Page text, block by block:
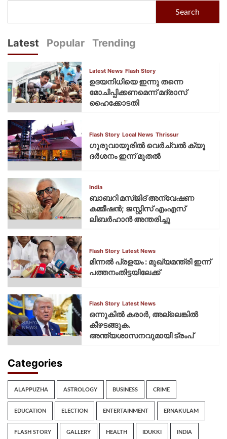
Search
Latest Popular Trending
Latest News Flash Story
ഉദയനിധിയെ ഇന്നു തന്നെ
മോചിപ്പിക്കണമെന്ന് മദ്രാസ്
ഹൈക്കോടതി
Flash Story Local News Thrissur
ഗുരുവായൂരില്‍ വെര്‍ച്വല്‍ ക്യൂ
ദര്‍ശനം ഇന്ന് മുതല്‍
India
ബാബറി മസ്ജിദ് അന്വേഷണ
കമ്മീഷന്‍; ജസ്റ്റിസ് എംഎസ്
ലിബര്‍ഹാന്‍ അന്തരിച്ചു
Flash Story Latest News
മിന്നല്‍ പ്രളയം : മുഖ്യമന്ത്രി ഇന്ന്
പത്തനംതിട്ടയിലേക്ക്
Flash Story Latest News
ഒന്നുകില്‍ കരാര്‍, അല്ലെങ്കില്‍
കീഴടങ്ങുക.
അന്ത്യശാസനവുമായി ട്രംപ്
Categories
ALAPPUZHA ASTROLOGY BUSINESS CRIME
EDUCATION ELECTION ENTERTAINMENT ERNAKULAM
FLASH STORY GALLERY HEALTH IDUKKI INDIA